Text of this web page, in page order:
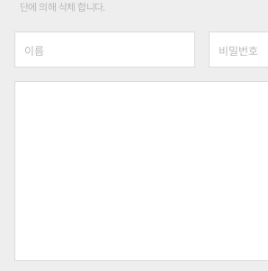
단에 의해 삭제 합니다.